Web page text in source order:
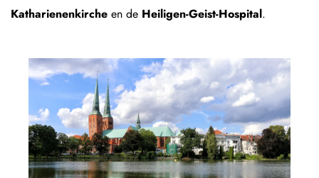
Katharienenkirche en de Heiligen-Geist-Hospital.